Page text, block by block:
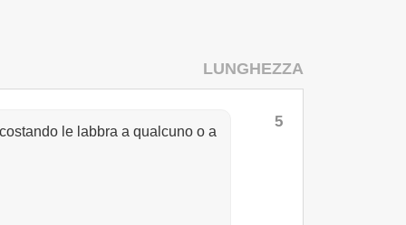
LUNGHEZZA
le labbra a qualcuno o a
5